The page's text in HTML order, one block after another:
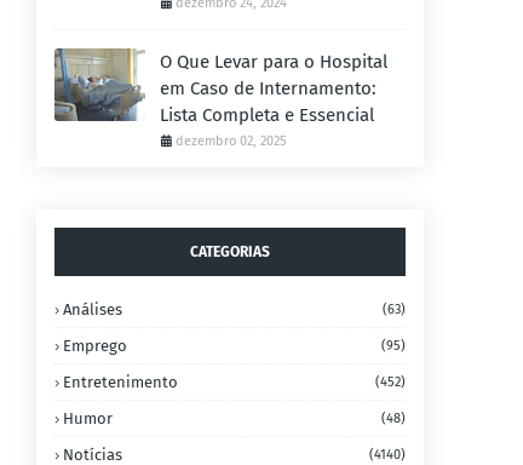
O Que Levar para o Hospital
em Caso de Internamento:
Lista Completa e Essencial
dezembro 02, 2025
CATEGORIAS
Análises (63)
Emprego (95)
Entretenimento (452)
Humor (48)
Notícias (4140)